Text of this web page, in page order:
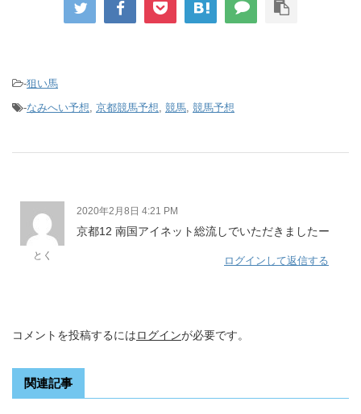
-狙い馬
-なみへい予想, 京都競馬予想, 競馬, 競馬予想
とく
2020年2月8日 4:21 PM
京都12 南国アイネット総流しでいただきましたー
ログインして返信する
コメントを投稿するにはログインが必要です。
関連記事